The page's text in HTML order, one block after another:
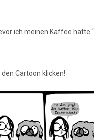
ich meinen Kaffee hatte.“
Cartoon klicken!